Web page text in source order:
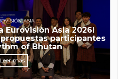
ASIA
Eurovisión Asia 2026!
participantes
of Bhutan
Leer más